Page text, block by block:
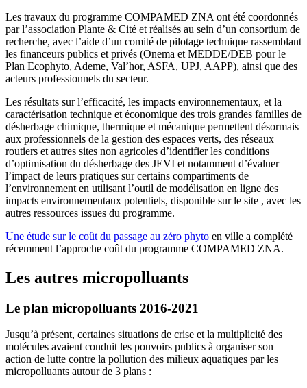
Les travaux du programme COMPAMED ZNA ont été coordonnés
par l’association Plante & Cité et réalisés au sein d’un consortium de
recherche, avec l’aide d’un comité de pilotage technique rassemblant
les financeurs publics et privés (Onema et MEDDE/DEB pour le
Plan Ecophyto, Ademe, Val’hor, ASFA, UPJ, AAPP), ainsi que des
acteurs professionnels du secteur.
Les résultats sur l’efficacité, les impacts environnementaux, et la
caractérisation technique et économique des trois grandes familles de
désherbage chimique, thermique et mécanique permettent désormais
aux professionnels de la gestion des espaces verts, des réseaux
routiers et autres sites non agricoles d’identifier les conditions
d’optimisation du désherbage des JEVI et notamment d’évaluer
l’impact de leurs pratiques sur certains compartiments de
l’environnement en utilisant l’outil de modélisation en ligne des
impacts environnementaux potentiels, disponible sur le site , avec les
autres ressources issues du programme.
Une étude sur le coût du passage au zéro phyto en ville a complété
récemment l’approche coût du programme COMPAMED ZNA.
Les autres micropolluants
Le plan micropolluants 2016-2021
Jusqu’à présent, certaines situations de crise et la multiplicité des
molécules avaient conduit les pouvoirs publics à organiser son
action de lutte contre la pollution des milieux aquatiques par les
micropolluants autour de 3 plans :